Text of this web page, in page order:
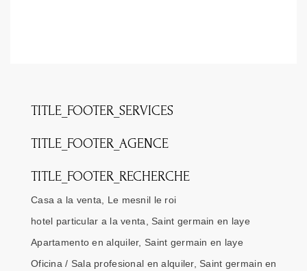
TITLE_FOOTER_SERVICES
TITLE_FOOTER_AGENCE
TITLE_FOOTER_RECHERCHE
Casa a la venta, Le mesnil le roi
hotel particular a la venta, Saint germain en laye
Apartamento en alquiler, Saint germain en laye
Oficina / Sala profesional en alquiler, Saint germain en